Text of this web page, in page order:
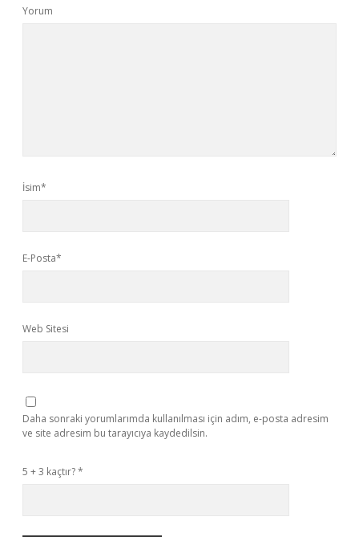
Yorum
İsim*
E-Posta*
Web Sitesi
Daha sonraki yorumlarımda kullanılması için adım, e-posta adresim
ve site adresim bu tarayıcıya kaydedilsin.
5 + 3 kaçtır?*